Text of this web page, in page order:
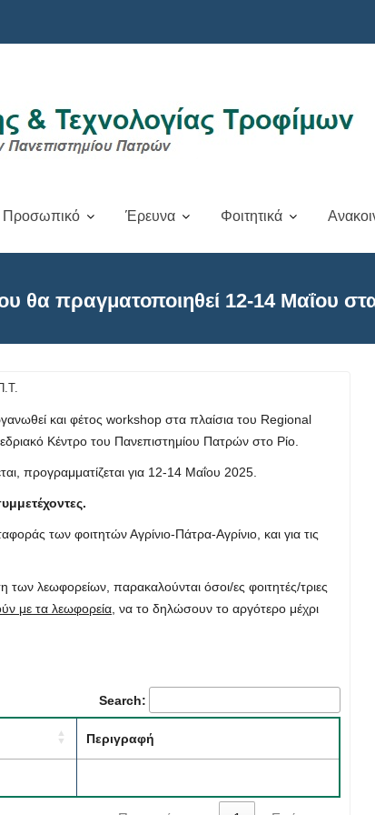
Προσωπικό Έρευνα Φοιτητικά
θα πραγματοποιηθεί 12-14 Μαΐου
και φέτος workshop στα πλαίσια του Regional
Κέντρο του Πανεπιστημίου Πατρών στο Ρίο.
προγραμματίζεται για 12-14 Μαΐου 2025.
των φοιτητών Αγρίνιο-Πάτρα-Αγρίνιο, και για τις
λεωφορείων, παρακαλούνται όσοι/ες φοιτητές/τριες
με τα λεωφορεία , να το δηλώσουν το αργότερο μέχρι
Search:
Περιγραφή